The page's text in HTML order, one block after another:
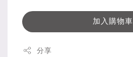
加入購物車
分享